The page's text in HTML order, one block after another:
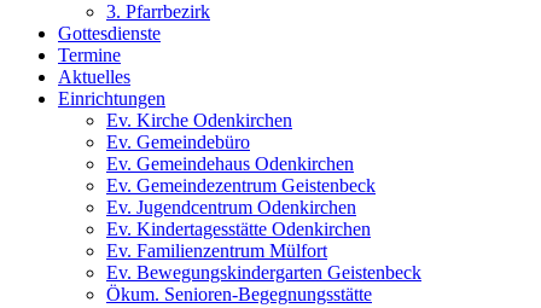
3. Pfarrbezirk
Gottesdienste
Termine
Aktuelles
Einrichtungen
Ev. Kirche Odenkirchen
Ev. Gemeindebüro
Ev. Gemeindehaus Odenkirchen
Ev. Gemeindezentrum Geistenbeck
Ev. Jugendcentrum Odenkirchen
Ev. Kindertagesstätte Odenkirchen
Ev. Familienzentrum Mülfort
Ev. Bewegungskindergarten Geistenbeck
Ökum. Senioren-Begegnungsstätte